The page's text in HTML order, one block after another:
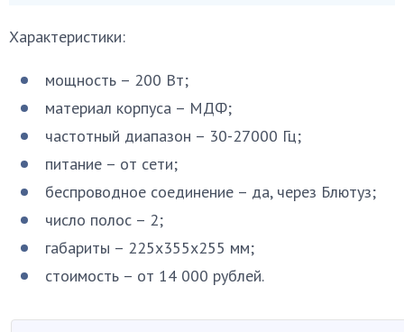
Характеристики:
мощность – 200 Вт;
материал корпуса – МДФ;
частотный диапазон – 30-27000 Гц;
питание – от сети;
беспроводное соединение – да, через Блютуз;
число полос – 2;
габариты – 225х355х255 мм;
стоимость – от 14 000 рублей.